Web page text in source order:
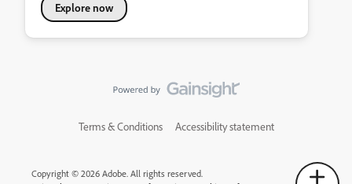
Explore now
Terms & Conditions Accessibility statement
Copyright © 2026 Adobe. All rights reserved.